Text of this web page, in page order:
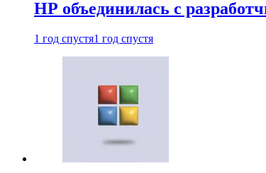
HP объединилась с
1 год спустя1 год спустя